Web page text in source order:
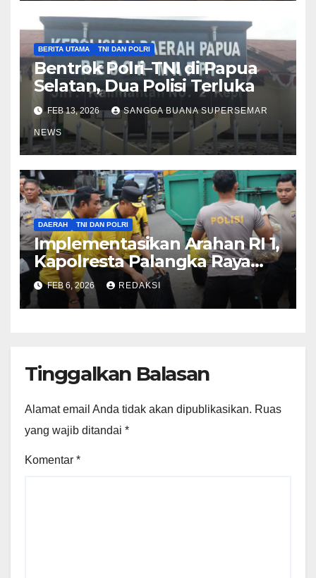
BERITA UTAMA TNI DAN POLRI
Bentrok Polri–TNI di Papua
Selatan, Dua Polisi Terluka
FEB 13, 2026 SANGGA BUANA SUPERSEMAR
NEWS
DAERAH TNI DAN POLRI
Implementasikan Arahan RI 1,
Kapolresta Palangka Raya
Dampingi Kapolda Kalteng
Kurve di Pasar Besar
FEB 6, 2026 REDAKSI
Tinggalkan Balasan
Alamat email Anda tidak akan dipublikasikan. Ruas
yang wajib ditandai *
Komentar *